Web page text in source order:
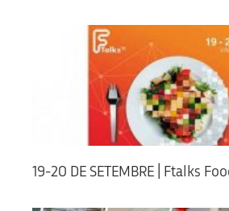
19-20 DE SETEMBRE | Ftalks